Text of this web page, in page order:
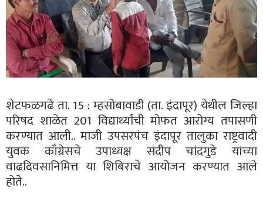
शेटफळगढे ता. 15 : म्हसोबावाडी (ता. इंदापूर) येथील जिल्हा
परिषद शाळेत 201 विद्यार्थ्यांची मोफत आरोग्य तपासणी
करण्यात आली.. माजी उपसरपंच इंदापूर तालुका राष्ट्रवादी
युवक काँग्रेसचे उपाध्यक्ष संदीप चांदगुडे यांच्या
वाढदिवसानिमित्त या शिबिराचे आयोजन करण्यात आले
होते..